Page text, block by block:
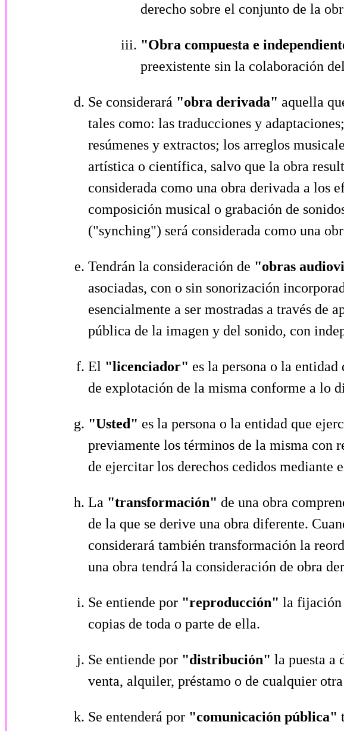
derecho sobre el conjunto de la
"Obra compuesta e
preexistente sin la colaboración
Se considerará "obra derivada" aquella
tales como: las traducciones y
resúmenes y extractos; los arreglos
artística o científica, salvo que la obra
considerada como una obra derivada a los
composición musical o grabación de
("synching") será considerada como una
Tendrán la consideración de "obras
asociadas, con o sin sonorización
esencialmente a ser mostradas a través de
pública de la imagen y del sonido, con
El "licenciador" es la persona o la
de explotación de la misma conforme a lo
"Usted" es la persona o la entidad que
previamente los términos de la misma con
de ejercitar los derechos cedidos mediante
La "transformación" de una obra
de la que se derive una obra diferente.
considerará también transformación la
una obra tendrá la consideración de obra
Se entiende por "reproducción" la fijación
copias de toda o parte de ella.
Se entiende por "distribución" la puesta a
venta, alquiler, préstamo o de cualquier
Se entenderá por "comunicación pública"